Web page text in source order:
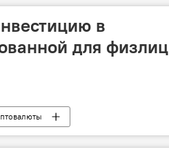
в
для физлиц